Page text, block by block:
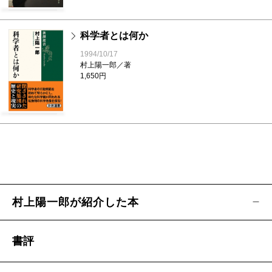
科学者とは何か
1994/10/17
村上陽一郎／著
1,650円
村上陽一郎が紹介した本
書評